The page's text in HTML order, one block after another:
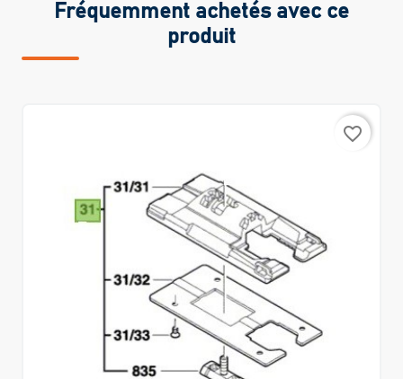
Fréquemment achetés avec ce
produit
favorite_border